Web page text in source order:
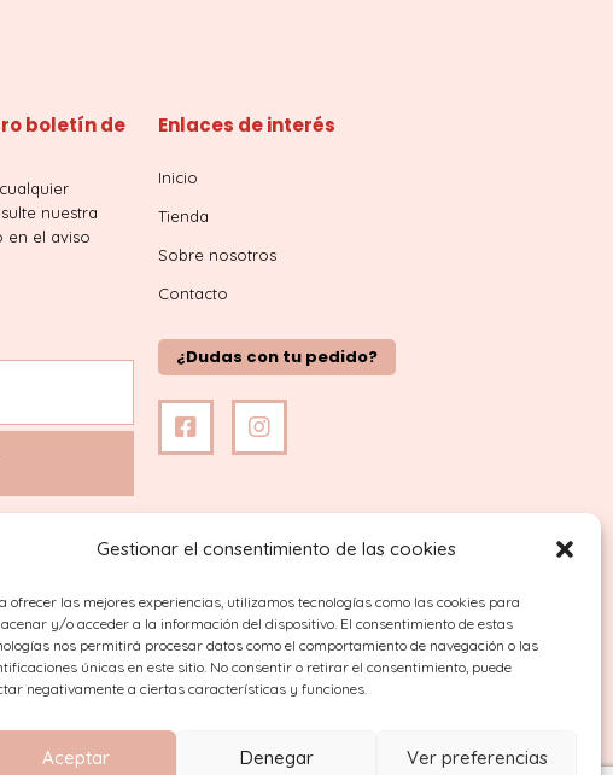
Gestionar el consentimiento de las cookies
ofrecer las mejores experiencias, utilizamos tecnologías como las cookies para
y/o acceder a la información del dispositivo. El consentimiento de estas
nos permitirá procesar datos como el comportamiento de navegación o las
únicas en este sitio. No consentir o retirar el consentimiento, puede
negativamente a ciertas características y funciones.
Aceptar Denegar Ver preferencias
boletín de
nuestra
en el aviso
Enlaces de interés
Inicio
Tienda
Sobre nosotros
Contacto
¿Dudas con tu pedido?